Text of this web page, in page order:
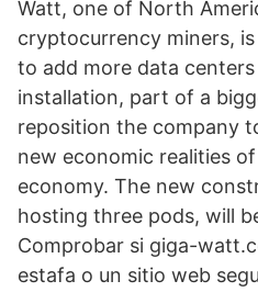
Watt, one of North
cryptocurrency miners,
to add more data
installation, part of a
reposition the company
new economic realities
economy. The new
hosting three pods, will
Comprobar si giga-
estafa o un sitio web